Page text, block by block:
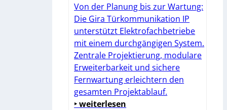
Von der Planung bis zur Wartung:
Die Gira Türkommunikation IP
unterstützt Elektrofachbetriebe
mit einem durchgängigen System.
Zentrale Projektierung, modulare
Erweiterbarkeit und sichere
Fernwartung erleichtern den
gesamten Projektablauf.
‣ weiterlesen